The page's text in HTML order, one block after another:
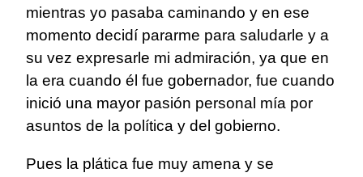
mientras yo pasaba caminando y en ese
momento decidí pararme para saludarle y a
su vez expresarle mi admiración, ya que en
la era cuando él fue gobernador, fue cuando
inició una mayor pasión personal mía por
asuntos de la política y del gobierno.
Pues la plática fue muy amena y se